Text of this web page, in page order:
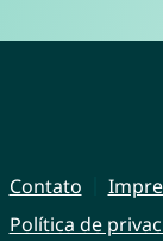
Contato
Política de